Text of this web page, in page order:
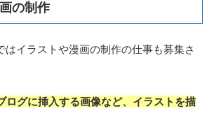
の制作
はイラストや漫画の制作の仕事も募集さ
ログに挿入する画像など、イラストを描